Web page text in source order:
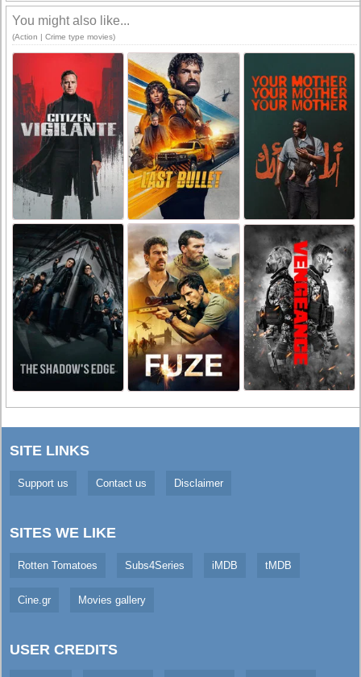
You might also like...
(Action | Crime type movies)
SITE LINKS
Support us Contact us Disclaimer
SITES WE LIKE
Rotten Tomatoes Subs4Series iMDB tMDB
Cine.gr Movies gallery
USER CREDITS